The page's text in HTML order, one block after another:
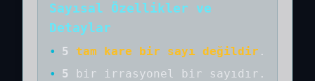
Sayısal Özellikler ve
Detaylar
• 5 tam kare bir sayı değildir .
•
5 bir irrasyonel bir sayıdır .